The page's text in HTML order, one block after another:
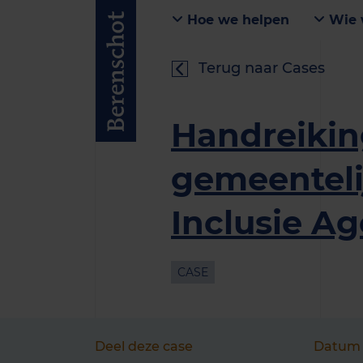
Hoe we helpen Wie
Terug naar Cases
Inclusie
CASE
Deel deze case Datum